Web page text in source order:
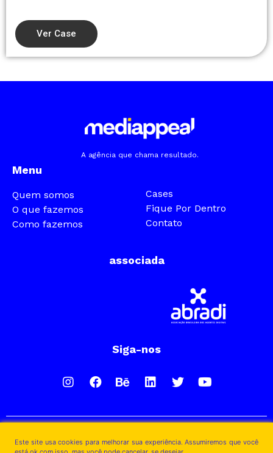
Ver Case
A agência que chama resultado.
Menu
Quem somos
O que fazemos
Como fazemos
Cases
Fique Por Dentro
Contato
associada
Siga-nos
Este site usa cookies para melhorar sua experiência. Assumiremos que você